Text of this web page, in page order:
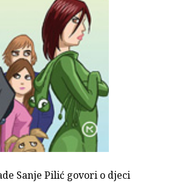
Sanje Pilić govori o djeci